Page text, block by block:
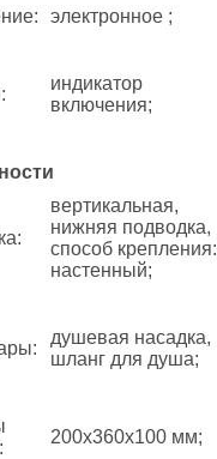
: электронное ;
:
индикатор
включения;
:
вертикальная,
нижняя подводка,
способ крепления:
настенный;
:
душевая насадка,
шланг для душа;
200x360x100 мм;